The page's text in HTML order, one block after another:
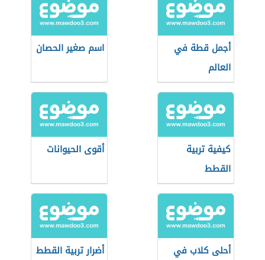
أجمل قطة في
العالم
اسم صغير الحصان
كيفية تربية
القطط
أقوى الحيوانات
أحلى كلاب في
أضرار تربية القطط